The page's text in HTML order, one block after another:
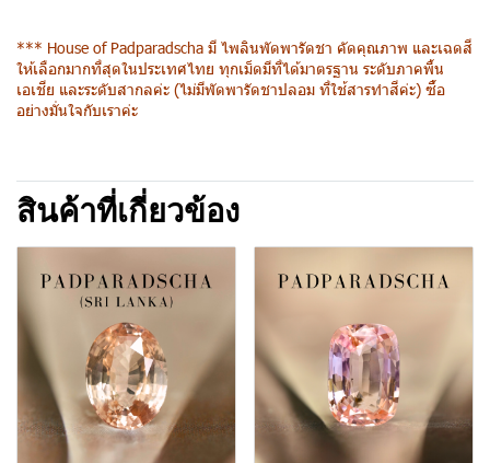
*** House of Padparadscha มี ไพลินพัดพารัดชา คัดคุณภาพ และเฉดสี
ให้เลือกมากที่สุดในประเทศไทย ทุกเม็ดมีที่ได้มาตรฐาน ระดับภาคพื้น
เอเชีย และระดับสากลค่ะ (ไม่มีพัดพารัดชาปลอม ที่ใช้สารทำสีค่ะ) ซื้อ
อย่างมั่นใจกับเราค่ะ
สินค้าที่เกี่ยวข้อง